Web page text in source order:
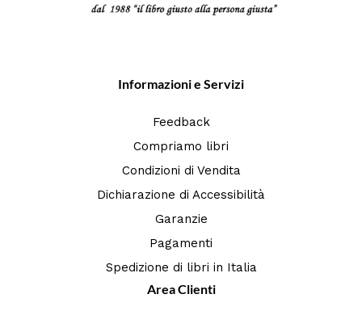
Informazioni e Servizi
Feedback
Compriamo libri
Condizioni di Vendita
Dichiarazione di Accessibilità
Garanzie
Pagamenti
Spedizione di libri in Italia
Area Clienti